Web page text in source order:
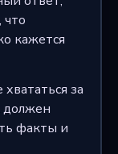
что
кажется
за
должен
факты и